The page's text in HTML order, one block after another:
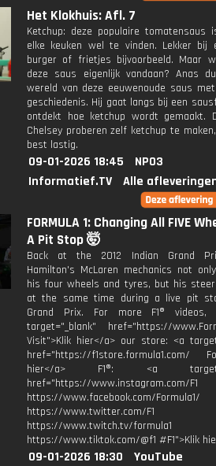
Het Klokhuis: Afl. 7
Ketchup: deze populaire tomatensaus
elke keuken wel te vinden. Lekker bij
burger of frietjes bijvoorbeeld. Maar
deze saus eigenlijk vandaan? Anas
wereld van deze eeuwenoude saus
geschiedenis. Hij gaat langs bij een
ontdekt hoe ketchup wordt gemaakt.
Chelsey proberen zelf ketchup te
best lastig.
09-01-2026 18:45
NPO3
Informatief.TV
Alle
FORMULA 1: Changing All FIVE
A Pit Stop 🤯
Back at the 2012 Indian Grand
Hamilton's McLaren mechanics not
his four wheels and tyres, but his
at the same time during a live pit
Grand Prix. For more F1®
target="_blank" href="https://
Visit">Klik hier</a> our store: <a
href="https://f1store.formula1.com/
hier</a> F1®: <a
href="https://www.instagram.com/F1
https://www.facebook.com/Formula1/
https://www.twitter.com/F1
https://www.twitch.tv/formula1
https://www.tiktok.com/@f1 #F1">Klik
09-01-2026 18:30
YouTube